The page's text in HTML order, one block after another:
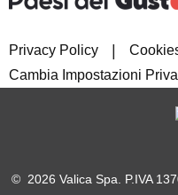
Privacy Policy |
Cambia Impostazioni
© 2026 Valica Spa. P.IVA